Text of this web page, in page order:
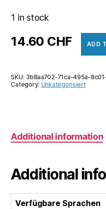
1 in stock
14.60 CHF ADD
SKU: 3b8aa702-71ca-495a-
Category: Unkategorisiert
Additional information
Additional
Verfügbare Sprachen